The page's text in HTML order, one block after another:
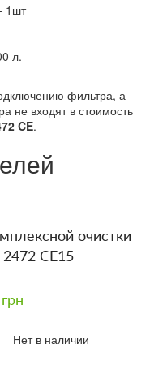
1шт
л.
фильтра, а
не входят в стоимость
CE.
очистки
2472 CE15
грн
Нет в наличии